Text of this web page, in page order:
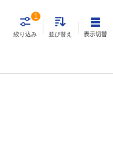
絞り込み
1
並び替え 表示切替